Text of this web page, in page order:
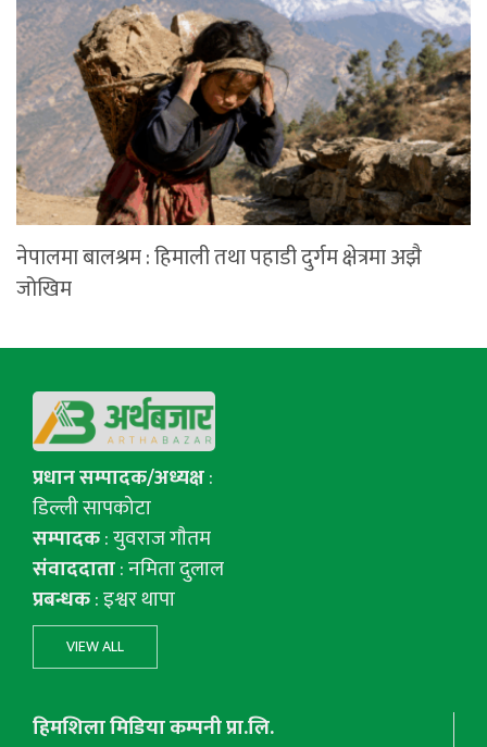
नेपालमा बालश्रम : हिमाली तथा पहाडी दुर्गम क्षेत्रमा अझै
जोखिम
प्रधान सम्पादक/अध्यक्ष:
डिल्ली सापकोटा
सम्पादक: युवराज गाैतम
संवाददाता: नमिता दुलाल
प्रबन्धक: इश्वर थापा
VIEW ALL
हिमशिला मिडिया कम्पनी प्रा.लि.